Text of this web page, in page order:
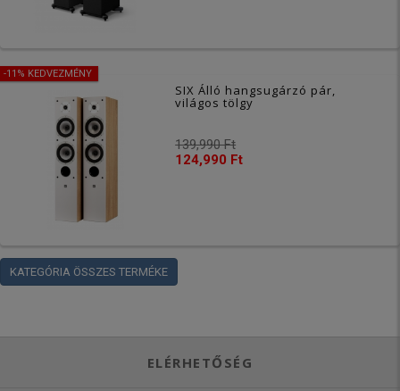
-11% KEDVEZMÉNY
SIX Álló hangsugárzó pár,
világos tölgy
139,990 Ft
124,990 Ft
KATEGÓRIA ÖSSZES TERMÉKE
ELÉRHETŐSÉG